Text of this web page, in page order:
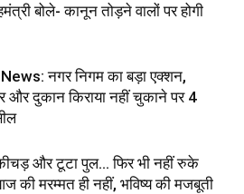
बोले- कानून तोड़ने वालों पर होगी
नगर निगम का बड़ा एक्शन,
और दुकान किराया नहीं चुकाने पर 4
और टूटा पुल… फिर भी नहीं रुके
की मरम्मत ही नहीं, भविष्य की मजबूती